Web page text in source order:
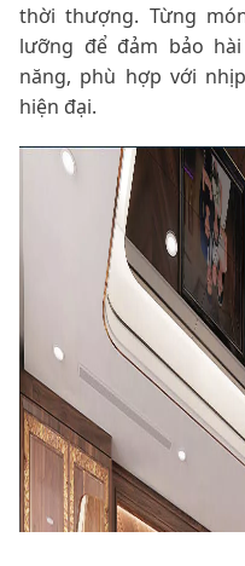
thời thượng. Từng
lưỡng để đảm bảo
năng, phù hợp với
hiện đại.